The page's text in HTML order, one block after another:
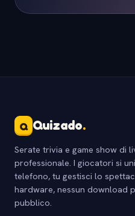
Q Quizado.
Serate trivia e game show di
professionale. I giocatori si
telefono, tu gestisci lo
hardware, nessun download
pubblico.